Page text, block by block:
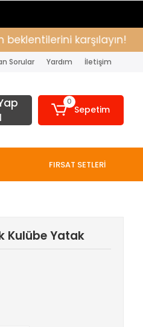
karşılayın!
Sorular Yardım İletişim
0
Sepetim
FIRSAT SETLERİ
Kulübe Yatak